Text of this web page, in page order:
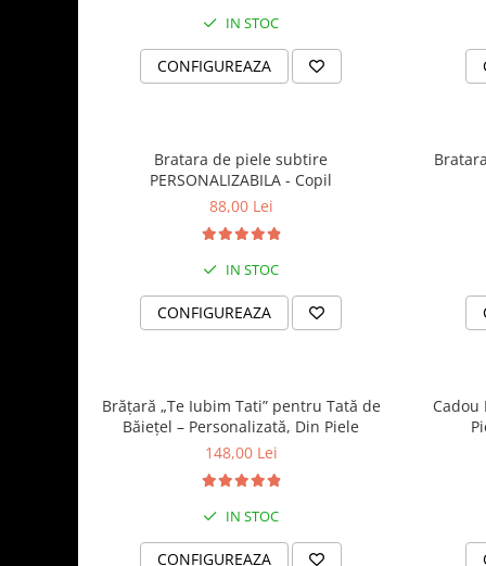
IN STOC
CONFIGUREAZA
Bratara de piele subtire
PERSONALIZABILA - Copil
88,00 Lei
IN STOC
CONFIGUREAZA
Brățară „Te Iubim Tati” pentru Tată de
Băiețel – Personalizată, Din Piele
148,00 Lei
IN STOC
CONFIGUREAZA
Cadou